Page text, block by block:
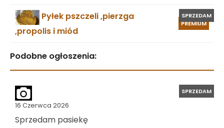
PREMIUM
SPRZEDAM
Pyłek pszczeli ,pierzga
,propolis i miód
Podobne ogłoszenia:
16 Czerwca 2026
SPRZEDAM
Sprzedam pasiekę